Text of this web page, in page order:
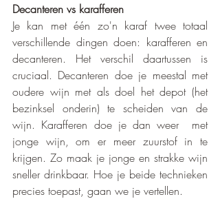
Decanteren vs karafferen
Je kan met één zo'n karaf twee totaal
verschillende dingen doen: karafferen en
decanteren. Het verschil daartussen is
cruciaal. Decanteren doe je meestal met
oudere wijn met als doel het depot (het
bezinksel onderin) te scheiden van de
wijn. Karafferen doe je dan weer  met
jonge wijn, om er meer zuurstof in te
krijgen. Zo maak je jonge en strakke wijn
sneller drinkbaar. Hoe je beide technieken
precies toepast, gaan we je vertellen.